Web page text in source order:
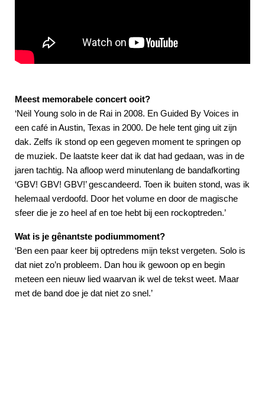
Meest memorabele concert ooit?
‘Neil Young solo in de Rai in 2008. En Guided By Voices in
een café in Austin, Texas in 2000. De hele tent ging uit zijn
dak. Zelfs ík stond op een gegeven moment te springen op
de muziek. De laatste keer dat ik dat had gedaan, was in de
jaren tachtig. Na afloop werd minutenlang de bandafkorting
‘GBV! GBV! GBV!’ gescandeerd. Toen ik buiten stond, was ik
helemaal verdoofd. Door het volume en door de magische
sfeer die je zo heel af en toe hebt bij een rockoptreden.’
Wat is je gênantste podiummoment?
‘Ben een paar keer bij optredens mijn tekst vergeten. Solo is
dat niet zo’n probleem. Dan hou ik gewoon op en begin
meteen een nieuw lied waarvan ik wel de tekst weet. Maar
met de band doe je dat niet zo snel.’